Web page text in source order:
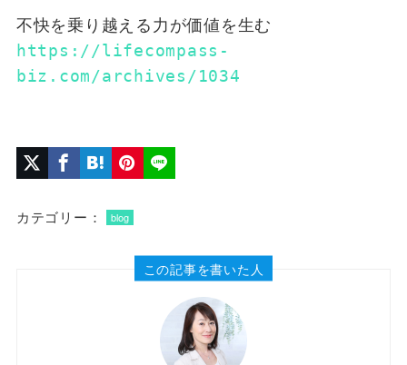
不快を乗り越える力が価値を生む
https://lifecompass-
biz.com/archives/1034
カテゴリー： blog
この記事を書いた人